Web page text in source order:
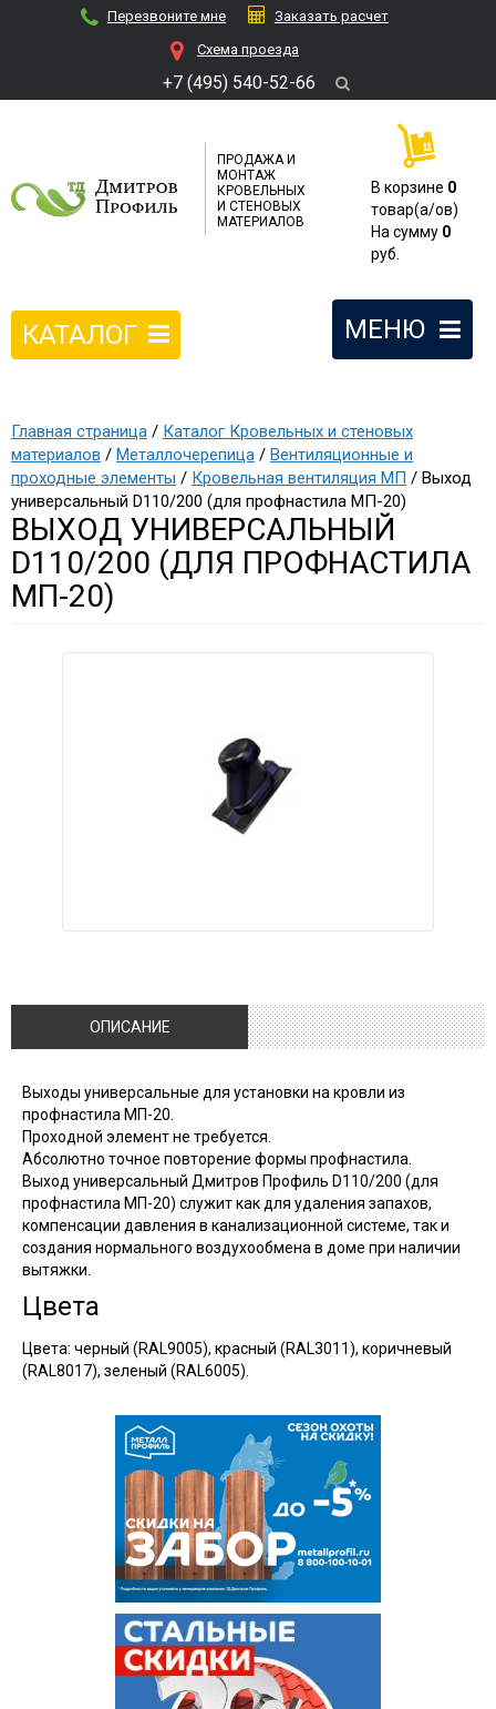
Перезвоните мне
Заказать расчет
Cхема проезда
+7 (495) 540-52-66
ПРОДАЖА И
МОНТАЖ
КРОВЕЛЬНЫХ
И СТЕНОВЫХ
МАТЕРИАЛОВ
В корзине 0
товар(a/ов)
На сумму 0
руб.
МЕНЮ
КАТАЛОГ
Главная страница / Каталог Кровельных и стеновых
материалов / Металлочерепица / Вентиляционные и
проходные элементы / Кровельная вентиляция МП / Выход
универсальный D110/200 (для профнастила МП-20)
ВЫХОД УНИВЕРСАЛЬНЫЙ
D110/200 (ДЛЯ ПРОФНАСТИЛА
МП-20)
ОПИСАНИЕ
Выходы универсальные для установки на кровли из
профнастила МП-20.
Проходной элемент не требуется.
Абсолютно точное повторение формы профнастила.
Выход универсальный Дмитров Профиль D110/200 (для
профнастила МП-20) служит как для удаления запахов,
компенсации давления в канализационной системе, так и
создания нормального воздухообмена в доме при наличии
вытяжки.
Цвета
Цвета: черный (RAL9005), красный (RAL3011), коричневый
(RAL8017), зеленый (RAL6005).